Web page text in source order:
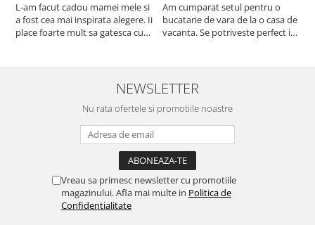
L-am facut cadou mamei mele si
a fost cea mai inspirata alegere. Ii
place foarte mult sa gatesca cu
cratita...ma gandesc serios sa imi
cumpar si eu! Recomand mult !
Am cumparat setul pentru o
bucatarie de vara de la o casa de
vacanta. Se potriveste perfect in
buna, recomand cu drag !
NEWSLETTER
Nu rata ofertele si promotiile noastre
Vreau sa primesc newsletter cu promotiile
magazinului. Afla mai multe in Politica de
Confidentialitate